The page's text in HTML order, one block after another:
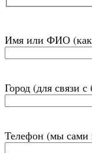
Имя или ФИО (как
Город (для связи
Телефон (мы сами